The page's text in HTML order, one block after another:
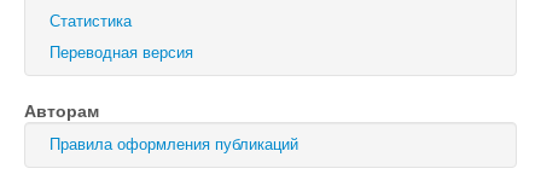
Физика твердого тела
Физика и техника полупроводников
Оптика и спектроскопия
Поиск
Статистика
Переводная версия
Авторам
Правила оформления публикаций